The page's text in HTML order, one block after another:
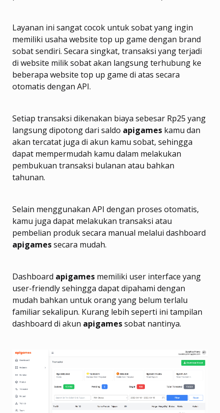
Layanan ini sangat cocok untuk sobat yang ingin
memiliki usaha website top up game dengan brand
sobat sendiri. Secara singkat, transaksi yang terjadi
di website milik sobat akan langsung terhubung ke
beberapa website top up game di atas secara
otomatis dengan API.
Setiap transaksi dikenakan biaya sebesar Rp25 yang
langsung dipotong dari saldo apigames kamu dan
akan tercatat juga di akun kamu sobat, sehingga
dapat mempermudah kamu dalam melakukan
pembukuan transaksi bulanan atau bahkan
tahunan.
Selain menggunakan API dengan proses otomatis,
kamu juga dapat melakukan transaksi atau
pembelian produk secara manual melalui dashboard
apigamessecara mudah.
Dashboard apigames memiliki user interface yang
user-friendly sehingga dapat dipahami dengan
mudah bahkan untuk orang yang belum terlalu
familiar sekalipun. Kurang lebih seperti ini tampilan
dashboard di akun apigamessobat nantinya.